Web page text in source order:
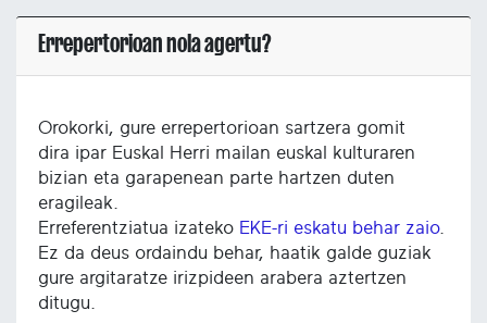
Errepertorioan nola agertu?
Orokorki, gure errepertorioan sartzera gomit
dira ipar Euskal Herri mailan euskal kulturaren
bizian eta garapenean parte hartzen duten
eragileak.
Erreferentziatua izateko EKE-ri eskatu behar zaio.
Ez da deus ordaindu behar, haatik galde guziak
gure argitaratze irizpideen arabera aztertzen
ditugu.